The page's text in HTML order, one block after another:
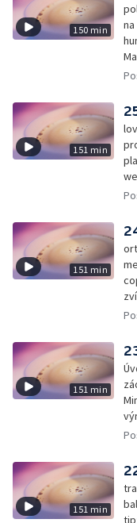
150 min
151 min
151 min
151 min
151 min